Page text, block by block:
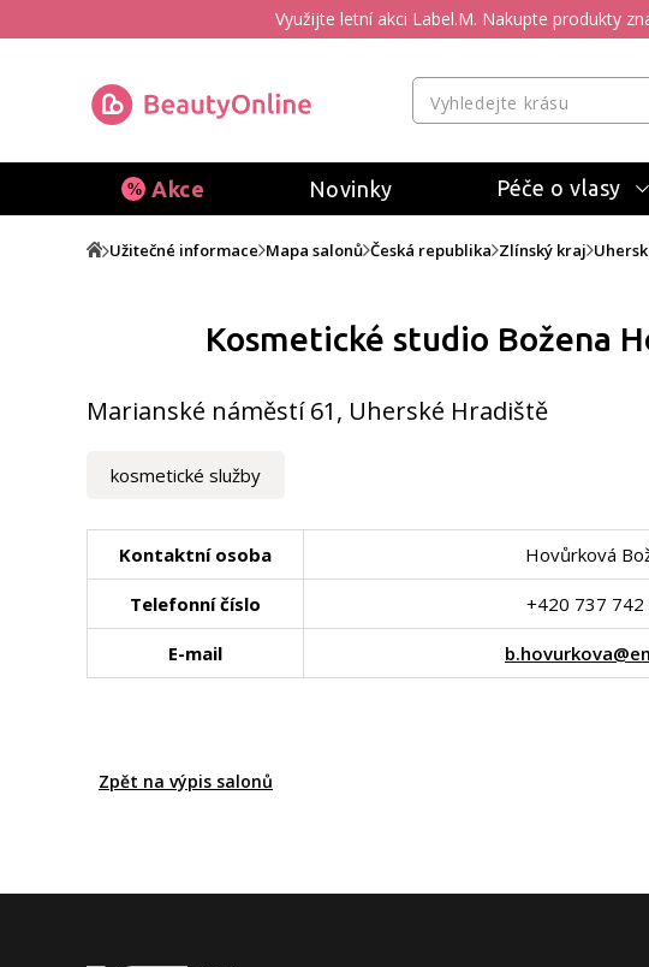
Využijte letní akci Label.M. Nakupte produkty
Akce Novinky Péče o vlasy
Užitečné informace Mapa salonů Česká republika Zlínský kraj
Kosmetické studio Božena
Marianské náměstí 61, Uherské Hradiště
kosmetické služby
Kontaktní osoba Hovůrková
Telefonní číslo +420 737 742
E-mail
Zpět na výpis salonů